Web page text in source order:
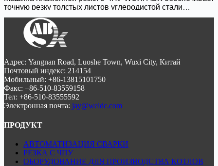
идеальным для тяжелых промышленных применений,
таких как судостроение и строительство.
точную резку толстых листов углеродистой стали
толщиной до 300 мм. Благодаря усовершенствованному
газовому контролю и стабильной работе он обеспечивает
чистую резку с минимальным количеством шлака.
Прочная конструкция и удобная система ЧПУ делают его
таких как судостроение и строительство.
Адрес: Yangnan Road, Luoshe Town, Wuxi City, Китай
Почтовый индекс: 214154
Мобильный: +86-13815101750
Факс: +86-510-83559158
Тел: +86-510-83555592
Электронная почта: jay@weldc.com
ПРОДУКТ
АВТОМАТИЗАЦИЯ СВАРКИ
РЕЗКА С ЧПУ
ОБОРУДОВАНИЕ ДЛЯ ПРОИЗВОДСТВА КОТЛОВ